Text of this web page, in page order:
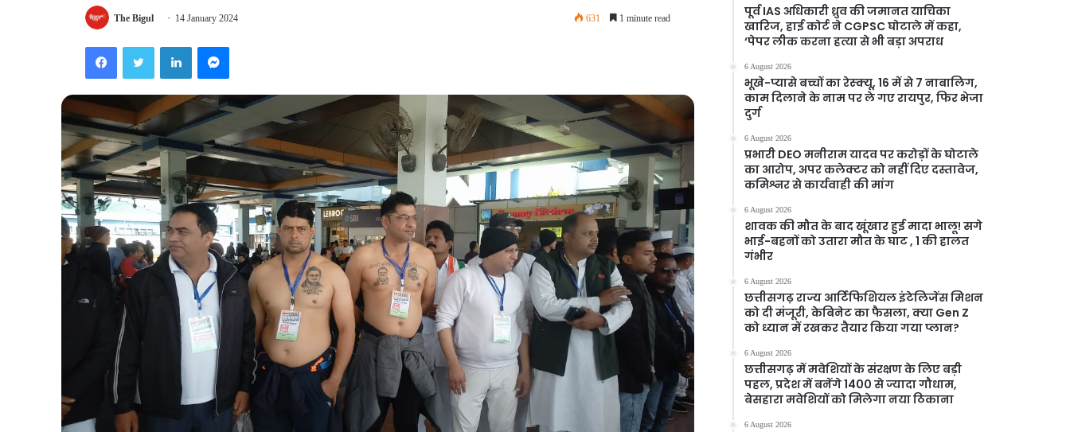
The Bigul 14 January 2024 631 1 minute read
FacebookTwitter LinkedInMessenger
पूर्व IAS अधिकारी ध्रुव की जमानत याचिका
खारिज, हाई कोर्ट ने CGPSC घोटाले में कहा,
‘पेपर लीक करना हत्या से भी बड़ा अपराध
6 August 2026
भूखे-प्यासे बच्चों का रेस्क्यू, 16 में से 7 नाबालिग,
काम दिलाने के नाम पर ले गए रायपुर, फिर भेजा
दुर्ग
6 August 2026
प्रभारी DEO मनीराम यादव पर करोड़ों के घोटाले
का आरोप, अपर कलेक्टर को नहीं दिए दस्तावेज,
कमिश्नर से कार्यवाही की मांग
6 August 2026
शावक की मौत के बाद खूंखार हुई मादा भालू! सगे
भाई-बहनों को उतारा मौत के घाट , 1 की हालत
गंभीर
6 August 2026
छत्तीसगढ़ राज्य आर्टिफिशियल इंटेलिजेंस मिशन
को दी मंजूरी, केबिनेट का फैसला, क्या Gen Z
को ध्यान में रखकर तैयार किया गया प्लान?
6 August 2026
छत्तीसगढ़ में मवेशियों के संरक्षण के लिए बड़ी
पहल, प्रदेश में बनेंगे 1400 से ज्यादा गौधाम,
बेसहारा मवेशियों को मिलेगा नया ठिकाना
6 August 2026